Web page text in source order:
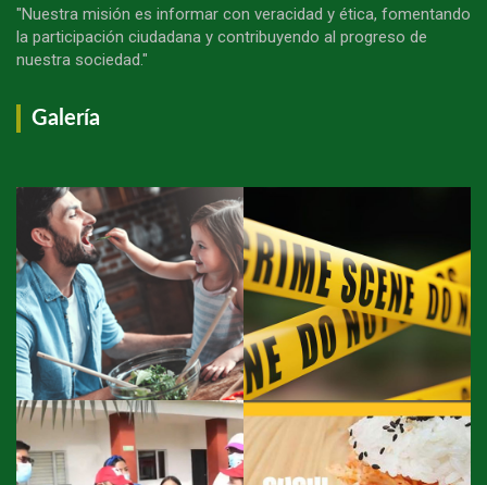
"Nuestra misión es informar con veracidad y ética, fomentando
la participación ciudadana y contribuyendo al progreso de
nuestra sociedad."
Galería